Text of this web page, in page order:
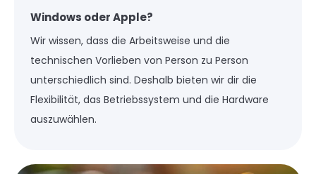
Windows oder Apple?
Wir wissen, dass die Arbeitsweise und die
technischen Vorlieben von Person zu Person
unterschiedlich sind. Deshalb bieten wir dir die
Flexibilität, das Betriebssystem und die Hardware
auszuwählen.